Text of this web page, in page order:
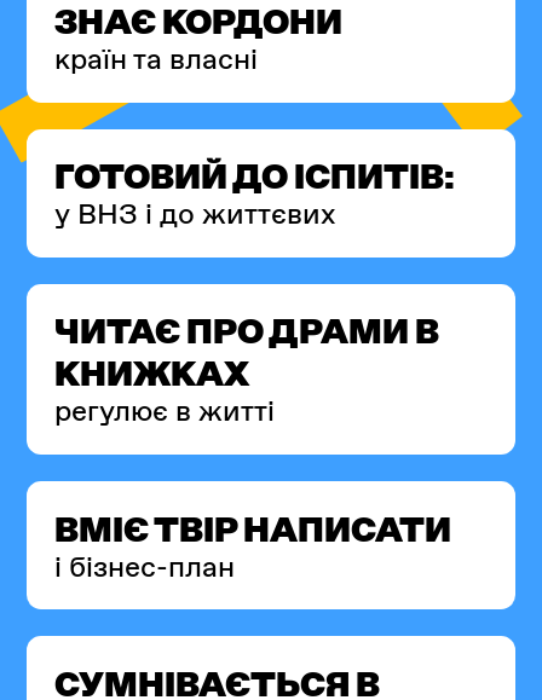
ЗНАЄ КОРДОНИ
країн та власні
ГОТОВИЙ ДО ІСПИТІВ:
у ВНЗ і до життєвих
ЧИТАЄ ПРО ДРАМИ В
КНИЖКАХ
регулює в житті
ВМІЄ ТВІР НАПИСАТИ
і бізнес-план
СУМНІВАЄТЬСЯ В